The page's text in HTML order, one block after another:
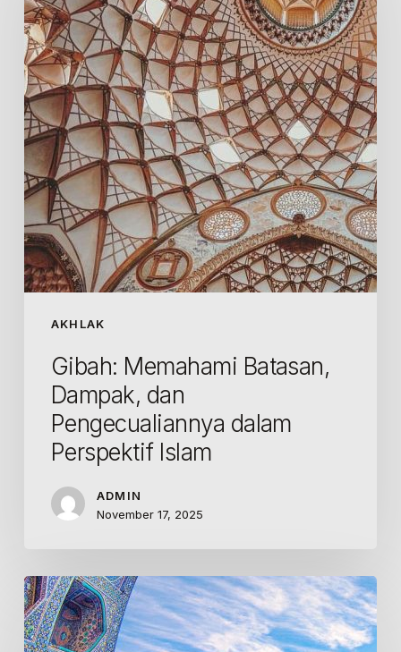
AKHLAK
Dampak,
dan
Pengecualiannya
dalam
Perspektif
Islam
Gibah: Memahami Batasan,
Dampak, dan
Pengecualiannya dalam
Perspektif Islam
ADMIN
November 17, 2025
Berbaik
Sangka
kepada